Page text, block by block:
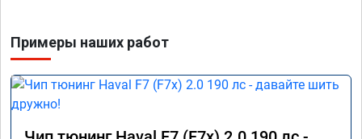
Примеры наших работ